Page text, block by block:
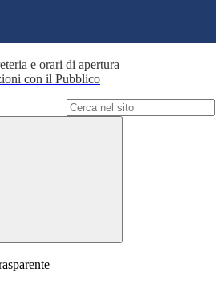
e orari di apertura
con il Pubblico